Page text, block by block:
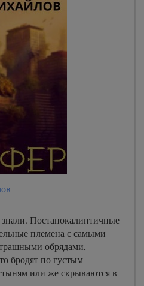
Постапокалиптичные
племена с самыми
обрядами,
бродят по густым
или же скрываются в